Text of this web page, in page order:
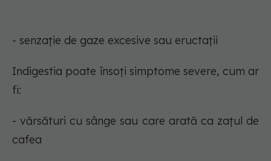
- senzație de gaze excesive sau eructații
Indigestia poate însoți simptome severe, cum ar
fi:
- vărsături cu sânge sau care arată ca zațul de
cafea